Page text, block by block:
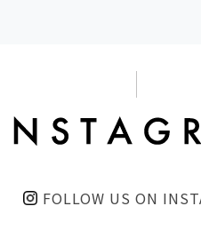
FOLLOW US ON